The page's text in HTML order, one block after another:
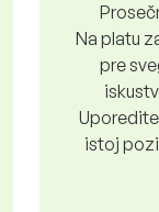
Na platu
pre
istoj